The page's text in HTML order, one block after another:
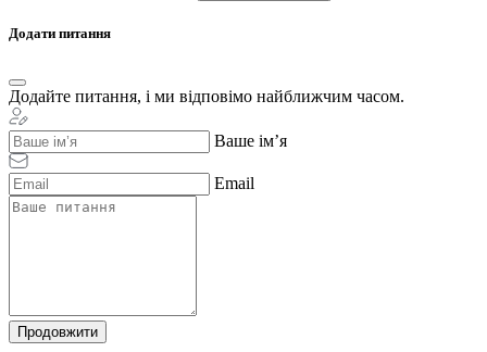
Додати питання
Додайте питання, і ми відповімо найближчим часом.
Ваше ім’я
Email
Продовжити